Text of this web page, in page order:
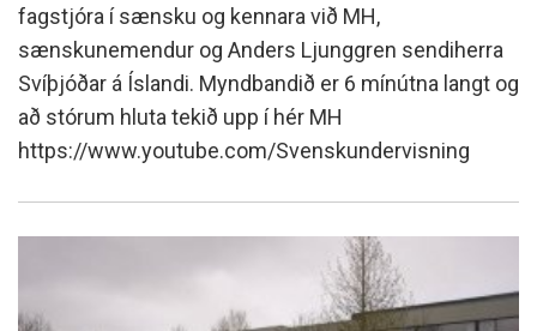
fagstjóra í sænsku og kennara við MH,
sænskunemendur og Anders Ljunggren sendiherra
Svíþjóðar á Íslandi. Myndbandið er 6 mínútna langt og
að stórum hluta tekið upp í hér MH
https://www.youtube.com/Svenskundervisning